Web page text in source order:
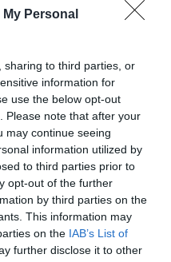
Personal
sharing to third parties, or
information for
use the below opt-out
Please note that after your
may continue seeing
information utilized by
to third parties prior to
opt-out of the further
by third parties on the
This information may
on the IAB’s List of
further disclose it to other